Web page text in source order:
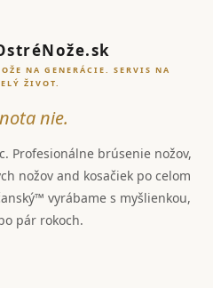
NA GENERÁCIE. SERVIS NA
ŽIVOT.
nie.
Profesionálne brúsenie nožov,
nožov and kosačiek po celom
vyrábame s myšlienkou,
pár rokoch.